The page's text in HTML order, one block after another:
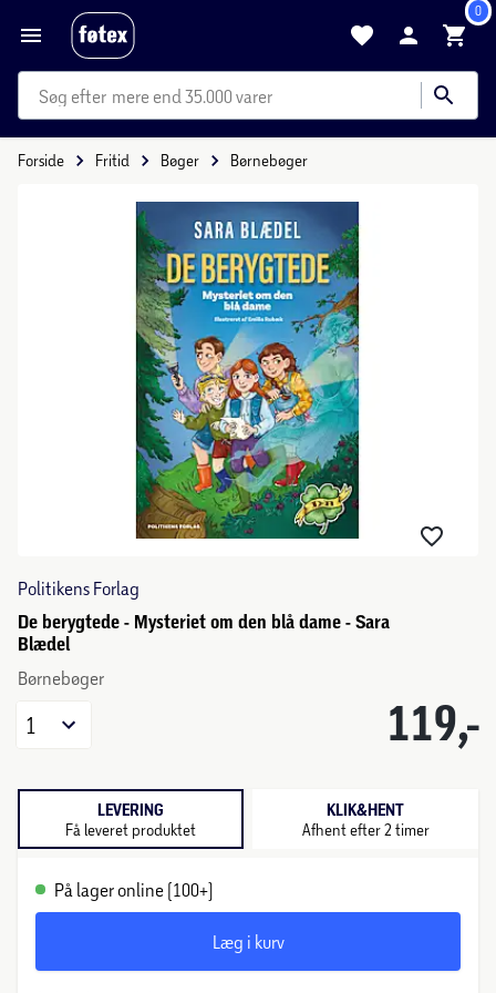
0
mere end 35.000 varer
Forside Fritid Bøger Børnebøger
Politikens Forlag
De berygtede - Mysteriet om den blå dame - Sara
Blædel
Børnebøger
119,-
1
LEVERING
Få leveret produktet
KLIK&HENT
Afhent efter 2 timer
På lager online (100+)
Læg i kurv